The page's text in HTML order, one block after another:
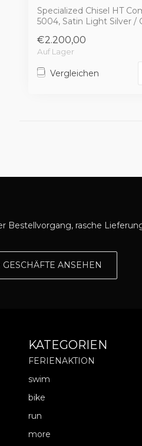
Specialized Chisel HT
5004, Satin Light Silver /
€2.200,00
Auf Lager
Vergleichen
Bestellvorgang, rasche
GESCHÄFTE ANSEHEN
KATEGORIEN
FERIENAKTION
swim
bike
run
more